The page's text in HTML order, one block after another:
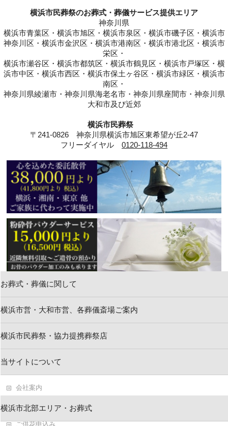
横浜市民葬祭のお葬式・葬儀サービス提供エリア
神奈川県
横浜市青葉区・横浜市旭区・横浜市泉区・横浜市磯子区・横浜市
神奈川区・横浜市金沢区・横浜市港南区・横浜市港北区・横浜市
栄区・
横浜市瀬谷区・横浜市都筑区・横浜市鶴見区・横浜市戸塚区・横
浜市中区・横浜市西区・横浜市保土ヶ谷区・横浜市緑区・横浜市
南区・
神奈川県綾瀬市・神奈川県海老名市・神奈川県座間市・神奈川県
大和市及び近郊
横浜市民葬祭
〒241-0826 神奈川県横浜市旭区東希望が丘2-47
フリーダイヤル 0120-118-494
お葬式・葬儀に関して
横浜市営・大和市営、各葬儀斎場ご案内
横浜市民葬祭・協力提携葬祭店
当サイトについて
横浜市北部エリア・お葬式
新着情報
お問い合わせ
会社案内
葬儀・お葬式ブログ
ご供花申込み